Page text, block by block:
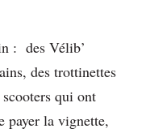
: des Vélib’
des trottinettes
qui ont
payer la vignette,